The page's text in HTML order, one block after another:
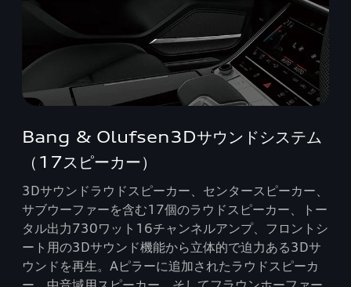
Bang & Olufsen3Dサウンドシステム
（17スピーカー）
3Dサウンドラウドスピーカー、センタースピーカー、
サブウーファーを含む17個のラウドスピーカー、トー
タル出力730ワット16チャンネルアンプ、フロントシ
ート用の3Dサウンド機能から立体的で迫力ある3Dサ
ウンドを再生。Aピラーに追加されたラウドスピーカ